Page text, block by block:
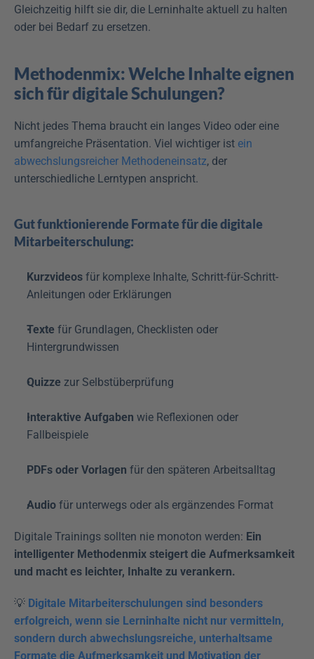
Gleichzeitig hilft sie dir, die Lerninhalte aktuell zu halten
oder bei Bedarf zu ersetzen.
Methodenmix: Welche Inhalte eignen
sich für digitale Schulungen?
Nicht jedes Thema braucht ein langes Video oder eine
umfangreiche Präsentation. Viel wichtiger ist ein
abwechslungsreicher Methodeneinsatz, der
unterschiedliche Lerntypen anspricht.
Gut funktionierende Formate für die digitale
Mitarbeiterschulung:
Kurzvideos für komplexe Inhalte, Schritt-für-Schritt-
Anleitungen oder Erklärungen
Texte für Grundlagen, Checklisten oder
Hintergrundwissen
Quizze zur Selbstüberprüfung
Interaktive Aufgaben wie Reflexionen oder
Fallbeispiele
PDFs oder Vorlagen für den späteren Arbeitsalltag
Audio für unterwegs oder als ergänzendes Format
Digitale Trainings sollten nie monoton werden: Ein
intelligenter Methodenmix steigert die Aufmerksamkeit
und macht es leichter, Inhalte zu verankern.
💡 Digitale Mitarbeiterschulungen sind besonders
erfolgreich, wenn sie Lerninhalte nicht nur vermitteln,
sondern durch abwechslungsreiche, unterhaltsame
Formate die Aufmerksamkeit und Motivation der